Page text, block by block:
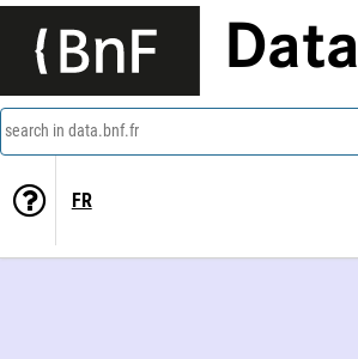
Data
search in data.bnf.fr
FR